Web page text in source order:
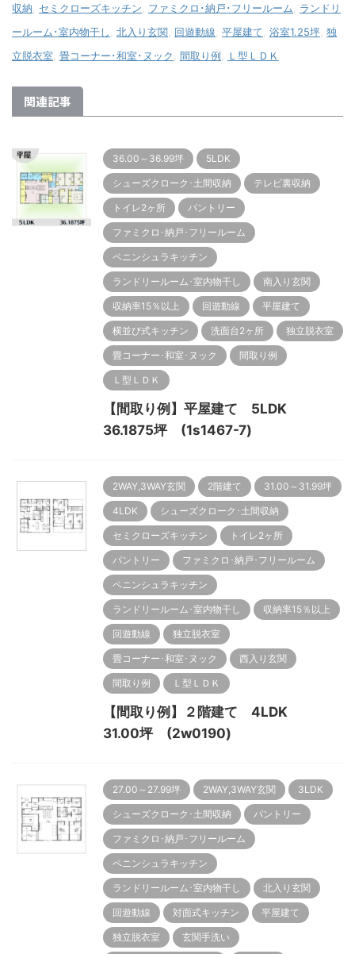
収納
セミクローズキッチン ファミクロ･納戸･フリールーム
ランドリ
ールーム･室内物干し
北入り玄関 回遊動線 平屋建て 浴室1.25坪 独
立脱衣室 畳コーナー･和室･ヌック 間取り例 Ｌ型ＬＤＫ
関連記事
36.00～36.99坪 5LDK
シューズクローク･土間収納 テレビ裏収納
トイレ2ヶ所 パントリー
ファミクロ･納戸･フリールーム
ペニンシュラキッチン
ランドリールーム･室内物干し 南入り玄関
収納率15％以上 回遊動線 平屋建て
横並び式キッチン 洗面台2ヶ所 独立脱衣室
畳コーナー･和室･ヌック 間取り例
Ｌ型ＬＤＫ
【間取り例】平屋建て 5LDK
36.1875坪 (1s1467-7)
2WAY,3WAY玄関 2階建て 31.00～31.99坪
4LDK シューズクローク･土間収納
セミクローズキッチン トイレ2ヶ所
パントリー ファミクロ･納戸･フリールーム
ペニンシュラキッチン
ランドリールーム･室内物干し 収納率15％以上
回遊動線 独立脱衣室
畳コーナー･和室･ヌック 西入り玄関
間取り例 Ｌ型ＬＤＫ
【間取り例】２階建て 4LDK
31.00坪 (2w0190)
27.00～27.99坪 2WAY,3WAY玄関 3LDK
シューズクローク･土間収納 パントリー
ファミクロ･納戸･フリールーム
ペニンシュラキッチン
ランドリールーム･室内物干し 北入り玄関
回遊動線 対面式キッチン 平屋建て
独立脱衣室 玄関手洗い